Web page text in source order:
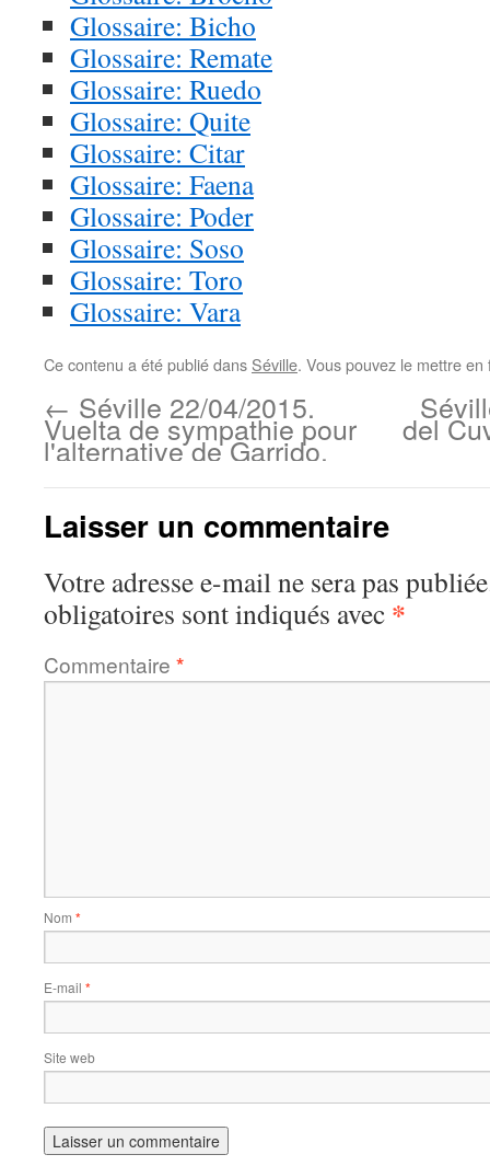
Glossaire: Bicho
Glossaire: Remate
Glossaire: Ruedo
Glossaire: Quite
Glossaire: Citar
Glossaire: Faena
Glossaire: Poder
Glossaire: Soso
Glossaire: Toro
Glossaire: Vara
Ce contenu a été publié dans Séville. Vous pouvez le mettre
← Séville 22/04/2015.
Vuelta de sympathie pour
l'alternative de Garrido.
del
Laisser un commentaire
Votre adresse e-mail ne sera pas
obligatoires sont indiqués avec *
Commentaire *
Nom *
E-mail *
Site web